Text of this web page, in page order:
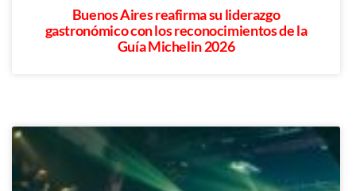
Buenos Aires reafirma su liderazgo
gastronómico con los reconocimientos de la
Guía Michelin 2026